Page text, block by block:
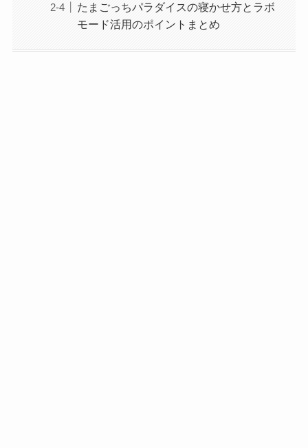
たまごっちパラダイスの寝かせ方とラボ
モード活用のポイントまとめ